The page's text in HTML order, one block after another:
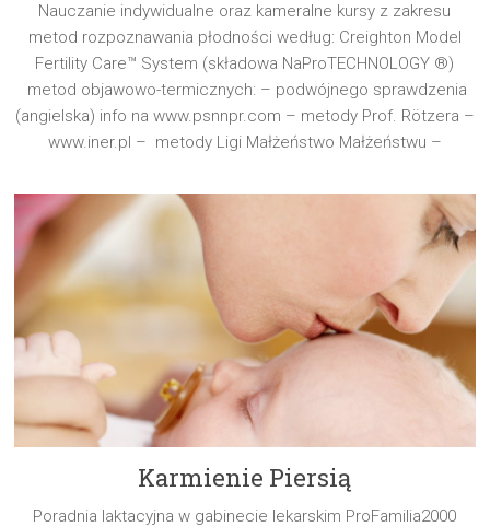
Nauczanie indywidualne oraz kameralne kursy z zakresu
metod rozpoznawania płodności według: Creighton Model
Fertility Care™ System (składowa NaProTECHNOLOGY ®)
metod objawowo-termicznych: – podwójnego sprawdzenia
(angielska) info na www.psnnpr.com – metody Prof. Rötzera –
www.iner.pl – metody Ligi Małżeństwo Małżeństwu –
Karmienie Piersią
Poradnia laktacyjna w gabinecie lekarskim ProFamilia2000